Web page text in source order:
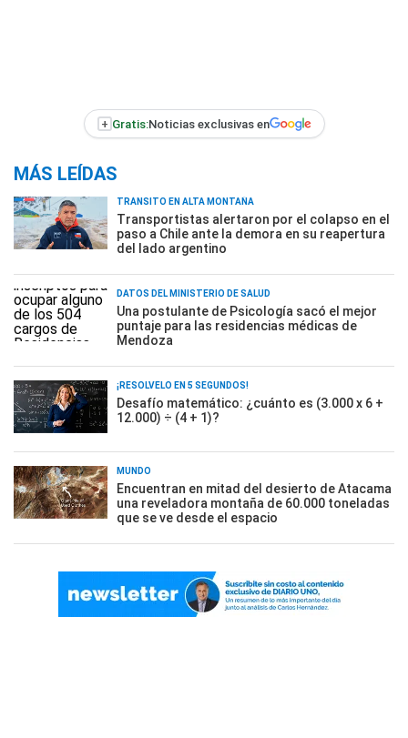
+ Gratis:Noticias exclusivas en
MÁS LEÍDAS
TRÁNSITO EN ALTA MONTAÑA
Transportistas alertaron por el colapso en el
paso a Chile ante la demora en su reapertura
del lado argentino
DATOS DEL MINISTERIO DE SALUD
Una postulante de Psicología sacó el mejor
puntaje para las residencias médicas de
Mendoza
¡RESOLVELO EN 5 SEGUNDOS!
Desafío matemático: ¿cuánto es (3.000 x 6 +
12.000) ÷ (4 + 1)?
MUNDO
Encuentran en mitad del desierto de Atacama
una reveladora montaña de 60.000 toneladas
que se ve desde el espacio